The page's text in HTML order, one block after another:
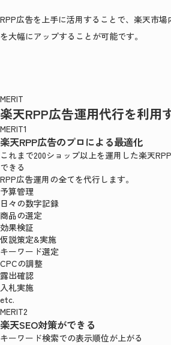
RPP広告を上手に活用することで、楽天市
を大幅にアップすることが可能です。
MERIT
楽天RPP広告運用代行を利用
MERIT1
楽天RPP広告のプロによる最適化
これまで200ショップ以上を運用した楽天
できる
RPP広告運用の全てを代行します。
予算管理
日々の数字記録
商品の選定
効果検証
仮説策定&実施
キーワード選定
CPCの調整
露出確認
入札実施
etc.
MERIT2
楽天SEO対策ができる
キーワード検索での表示順位が上がる